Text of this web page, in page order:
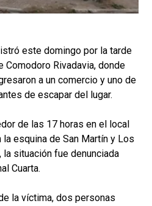
este domingo por la tarde
Comodoro Rivadavia, donde
a un comercio y uno de
de escapar del lugar.
de las 17 horas en el local
la esquina de San Martín y Los
situación fue denunciada
Cuarta.
la víctima, dos personas